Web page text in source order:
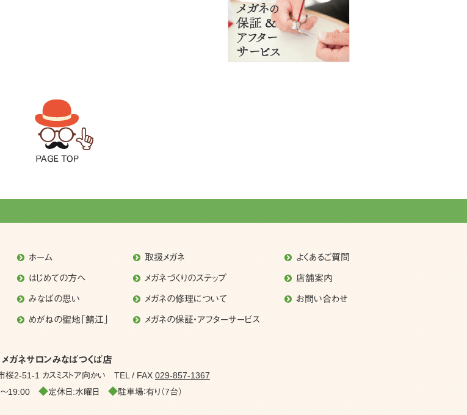
ホーム
はじめての方へ
みなばの思い
めがねの聖地「鯖江」
取扱メガネ
メガネづくりのステップ
メガネの修理について
メガネの保証・アフターサービス
よくあるご質問
店舗案内
お問い合わせ
メガネサロンみなばつくば店
桜2-51-1 カスミストア向かい TEL / FAX 029-857-1367
～19:00 ◆定休日:水曜日 ◆駐車場：有り（7台）